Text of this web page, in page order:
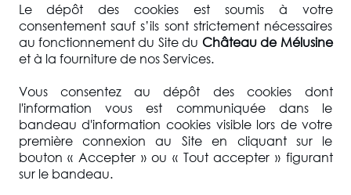
Le dépôt des cookies est soumis à votre
consentement sauf s’ils sont strictement nécessaires
au fonctionnement du Site du Château de Mélusine
et à la fourniture de nos Services.
Vous consentez au dépôt des cookies dont
l'information vous est communiquée dans le
bandeau d'information cookies visible lors de votre
première connexion au Site en cliquant sur le
bouton « Accepter » ou « Tout accepter » figurant
sur le bandeau.